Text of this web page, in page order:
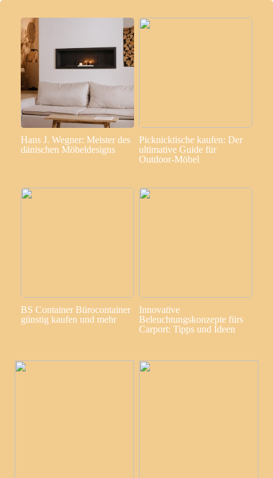
Hans J. Wegner: Meister des
dänischen Möbeldesigns
Picknicktische kaufen: Der
ultimative Guide für
Outdoor-Möbel
BS Container Bürocontainer
günstig kaufen und mehr
Innovative
Beleuchtungskonzepte fürs
Carport: Tipps und Ideen